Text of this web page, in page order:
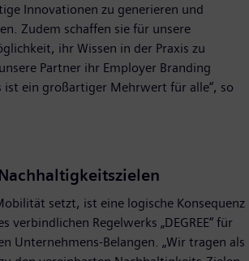
Innovationen zu generieren und
Zudem schaffen sie für unsere
ihr Wissen in der Praxis zu
Partner ihr Employer Branding
ist ein großartiger Mehrwert für alle“, so
setzt, ist eine logische Konsequenz
verbindlichen Regelwerks „DEGREE“ für
Unternehmens-Belangen. „Wir tragen als